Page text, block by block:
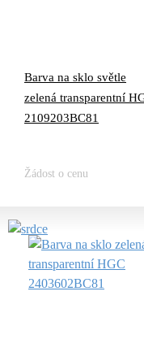
Barva na sklo světle
zelená transparentní
2109203BC81
Žádost o cenu